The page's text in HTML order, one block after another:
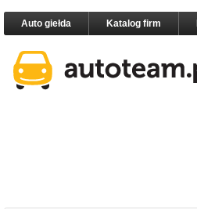
Auto giełda Katalog firm